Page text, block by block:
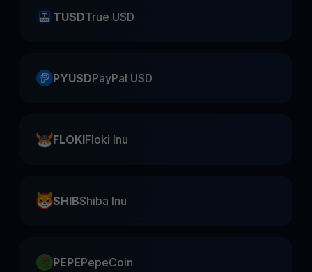
TUSDTrue USD
PYUSDPayPal USD
FLOKIFloki Inu
SHIBShiba Inu
PEPEPepeCoin